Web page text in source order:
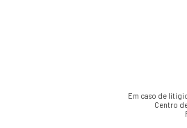
Em caso de
Centro